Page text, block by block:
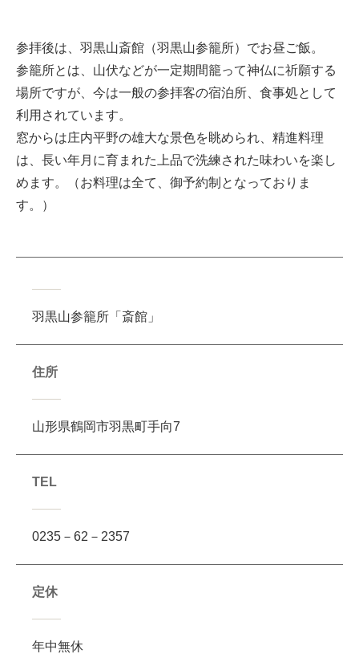
参拝後は、羽黒山斎館（羽黒山参籠所）でお昼ご飯。
参籠所とは、山伏などが一定期間籠って神仏に祈願する
場所ですが、今は一般の参拝客の宿泊所、食事処として
利用されています。
窓からは庄内平野の雄大な景色を眺められ、精進料理
は、長い年月に育まれた上品で洗練された味わいを楽し
めます。（お料理は全て、御予約制となっておりま
す。）
羽黒山参籠所「斎館」
住所
山形県鶴岡市羽黒町手向7
TEL
0235－62－2357
定休
年中無休